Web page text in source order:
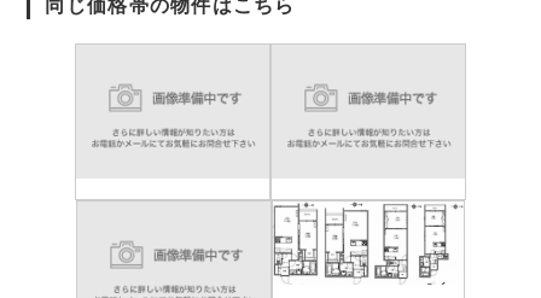
同じ価格帯の物件はこちら